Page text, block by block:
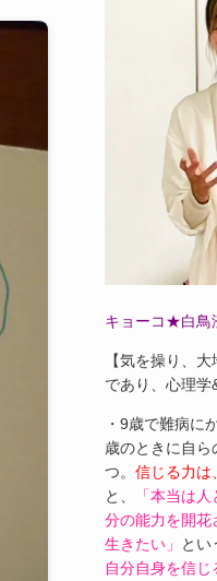
キョーコ★白鳥
【気を操り、
であり、心理学
・9歳で難病に
歳のときに自
つ。 信じる力は
と、
「本当は
分の能力を開花
生きたい」
とい
自分自身を信